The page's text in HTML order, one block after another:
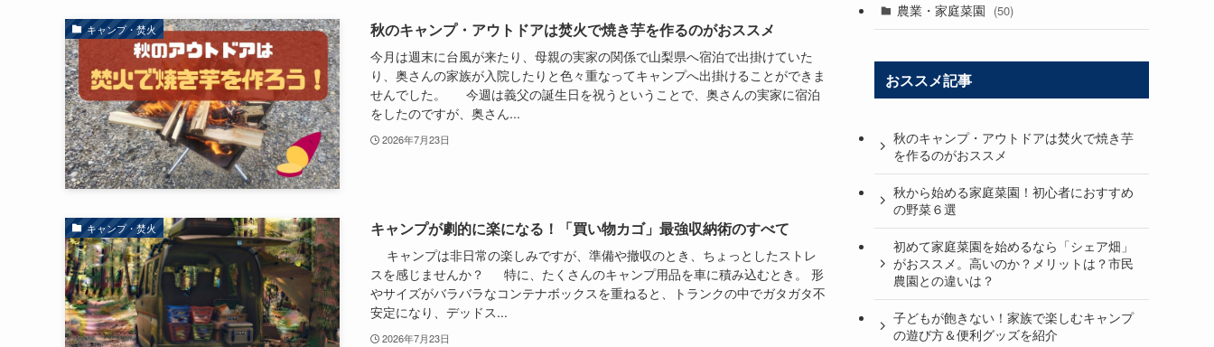
キャンプ・焚火 秋のキャンプ・アウトドアは焚火で焼き芋を作るのがおススメ
今月は週末に台風が来たり、母親の実家の関係で山梨県へ宿泊で出掛けていた
り、奥さんの家族が入院したりと色々重なってキャンプへ出掛けることができま
せんでした。 今週は義父の誕生日を祝うということで、奥さんの実家に宿泊
をしたのですが、奥さん...
2026年7月23日
キャンプ・焚火 キャンプが劇的に楽になる！「買い物カゴ」最強収納術のすべて
キャンプは非日常の楽しみですが、準備や撤収のとき、ちょっとしたストレ
スを感じませんか？ 特に、たくさんのキャンプ用品を車に積み込むとき。 形
やサイズがバラバラなコンテナボックスを重ねると、トランクの中でガタガタ不
安定になり、デッドス...
2026年7月23日
農業・家庭菜園 (50)
おススメ記事
秋のキャンプ・アウトドアは焚火で焼き芋
を作るのがおススメ
秋から始める家庭菜園！初心者におすすめ
の野菜６選
初めて家庭菜園を始めるなら「シェア畑」
がおススメ。高いのか？メリットは？市民
農園との違いは？
子どもが飽きない！家族で楽しむキャンプ
の遊び方＆便利グッズを紹介